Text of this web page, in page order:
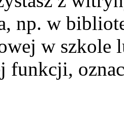
np. w
w szkole
funkcji,